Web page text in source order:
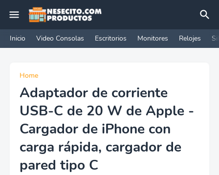
Inicio Video Consolas Escritorios Monitores Relojes
Home
Adaptador de corriente
USB-C de 20 W de Apple -
Cargador de iPhone con
carga rápida, cargador de
pared tipo C